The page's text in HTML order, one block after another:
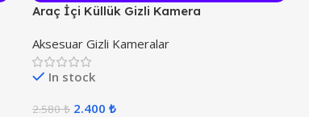
Araç İçi Küllük Gizli Kamera
Aksesuar Gizli Kameralar
In stock
2.580₺ 2.400 ₺